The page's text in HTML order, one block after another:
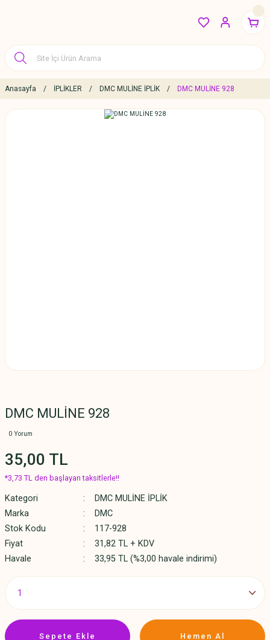
Anasayfa İPLİKLER DMC MULİNE İPLİK DMC MULİNE 928
DMC MULİNE 928
0 Yorum
35,00 TL
*3,73 TL den başlayan taksitlerle!!
Kategori
DMC MULİNE İPLİK
Marka
DMC
Stok Kodu
117-928
Fiyat
31,82 TL + KDV
Havale
33,95 TL (%3,00 havale indirimi)
Sepete Ekle Hemen Al